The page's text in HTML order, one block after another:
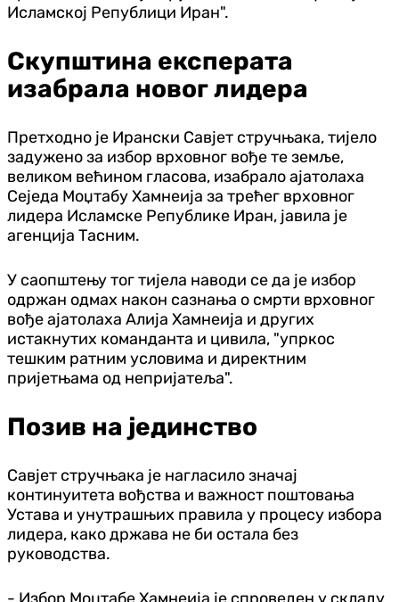
Исламској Републици Иран".
Скупштина експерата
изабрала новог лидера
Претходно је Ирански Савјет стручњака, тијело
задужено за избор врховног вође те земље,
великом већином гласова, изабрало ајатолаха
Сеједа Моџтабу Хамнеија за трећег врховног
лидера Исламске Републике Иран, јавила је
агенција Тасним.
У саопштењу тог тијела наводи се да је избор
одржан одмах након сазнања о смрти врховног
вође ајатолаха Алија Хамнеија и других
истакнутих команданта и цивила, "упркос
тешким ратним условима и директним
пријетњама од непријатеља".
Позив на јединство
Савјет стручњака је нагласило значај
континуитета вођства и важност поштовања
Устава и унутрашњих правила у процесу избора
лидера, како држава не би остала без
руководства.